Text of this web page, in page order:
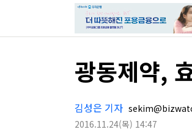
광동제약,
김성은 기자
2016.11.24(목) 14:47